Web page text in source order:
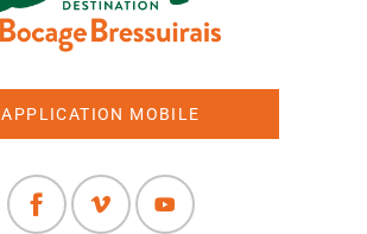
APPLICATION MOBILE